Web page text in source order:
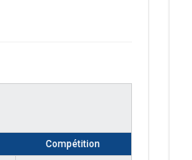
Compétition